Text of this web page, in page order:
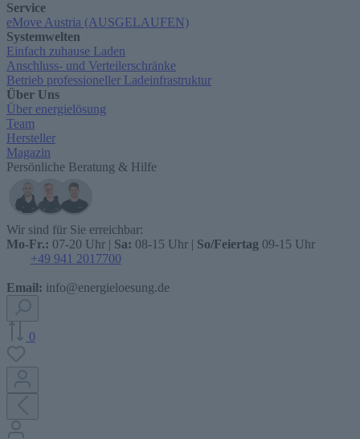
Service
eMove Austria (AUSGELAUFEN)
Systemwelten
Einfach zuhause Laden
Anschluss- und Verteilerschränke
Betrieb professioneller Ladeinfrastruktur
Über Uns
Über energielösung
Team
Hersteller
Magazin
Persönliche Beratung & Hilfe
Wir sind für Sie erreichbar:
Mo-Fr.: 07-20 Uhr | Sa: 08-15 Uhr | So/Feiertag 09-15 Uhr
+49 941 2017700
Email: info@energieloesung.de
0